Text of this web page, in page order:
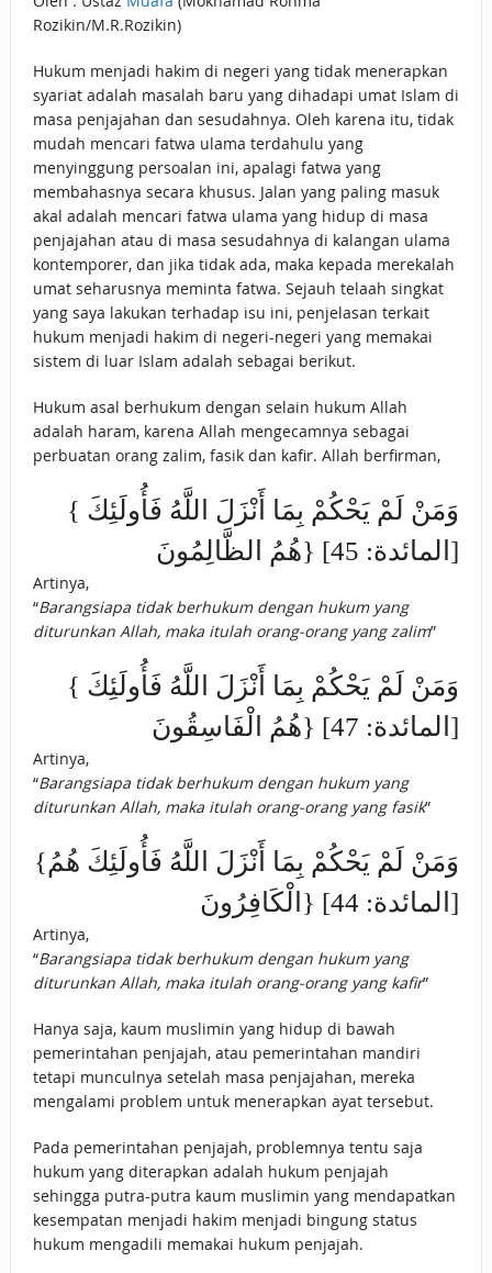
Rozikin/M.R.Rozikin)
Hukum menjadi hakim di negeri yang tidak menerapkan
syariat adalah masalah baru yang dihadapi umat Islam di
masa penjajahan dan sesudahnya. Oleh karena itu, tidak
mudah mencari fatwa ulama terdahulu yang
menyinggung persoalan ini, apalagi fatwa yang
membahasnya secara khusus. Jalan yang paling masuk
akal adalah mencari fatwa ulama yang hidup di masa
penjajahan atau di masa sesudahnya di kalangan ulama
kontemporer, dan jika tidak ada, maka kepada merekalah
umat seharusnya meminta fatwa. Sejauh telaah singkat
yang saya lakukan terhadap isu ini, penjelasan terkait
hukum menjadi hakim di negeri-negeri yang memakai
sistem di luar Islam adalah sebagai berikut.
Hukum asal berhukum dengan selain hukum Allah
adalah haram, karena Allah mengecamnya sebagai
perbuatan orang zalim, fasik dan kafir. Allah berfirman,
{ وَمَنْ لَمْ يَحْكُمْ بِمَا أَنْزَلَ اللَّهُ فَأُولَئِكَ
هُمُ الظَّالِمُونَ} [المائدة: 45]
Artinya,
“Barangsiapa tidak berhukum dengan hukum yang
diturunkan Allah, maka itulah orang-orang yang zalim”
{ وَمَنْ لَمْ يَحْكُمْ بِمَا أَنْزَلَ اللَّهُ فَأُولَئِكَ
هُمُ الْفَاسِقُونَ} [المائدة: 47]
Artinya,
“Barangsiapa tidak berhukum dengan hukum yang
diturunkan Allah, maka itulah orang-orang yang fasik”
{وَمَنْ لَمْ يَحْكُمْ بِمَا أَنْزَلَ اللَّهُ فَأُولَئِكَ هُمُ
الْكَافِرُونَ} [المائدة: 44]
Artinya,
“Barangsiapa tidak berhukum dengan hukum yang
diturunkan Allah, maka itulah orang-orang yang kafir”
Hanya saja, kaum muslimin yang hidup di bawah
pemerintahan penjajah, atau pemerintahan mandiri
tetapi munculnya setelah masa penjajahan, mereka
mengalami problem untuk menerapkan ayat tersebut.
Pada pemerintahan penjajah, problemnya tentu saja
hukum yang diterapkan adalah hukum penjajah
sehingga putra-putra kaum muslimin yang mendapatkan
kesempatan menjadi hakim menjadi bingung status
hukum mengadili memakai hukum penjajah.